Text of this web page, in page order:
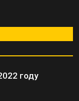
году